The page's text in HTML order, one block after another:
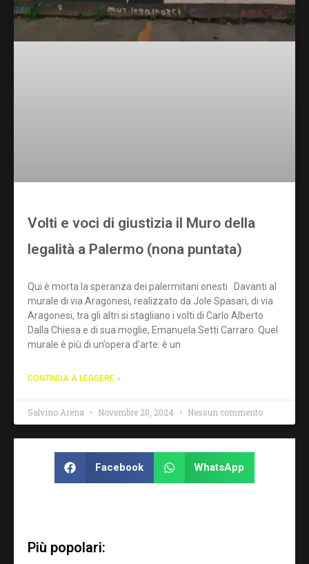
Volti e voci di giustizia il Muro della
legalità a Palermo (nona puntata)
Qui è morta la speranza dei palermitani onesti Davanti al
murale di via Aragonesi, realizzato da Jole Spasari, di via
Aragonesi, tra gli altri si stagliano i volti di Carlo Alberto
Dalla Chiesa e di sua moglie, Emanuela Setti Carraro. Quel
murale è più di un’opera d’arte: è un
CONTINUA A LEGGERE »
Salvino Arena Novembre 20, 2024 Nessun commento
Facebook WhatsApp
Più popolari: